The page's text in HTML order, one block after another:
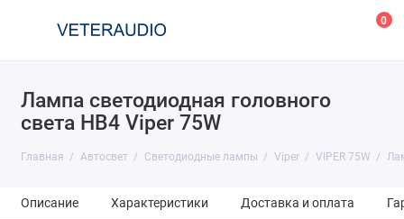
0
Лампа светодиодная головного
света HB4 Viper 75W
Главная Автосвет Светодиодные лампы Viper VIPER 75W
Описание Характеристики Доставка и оплата